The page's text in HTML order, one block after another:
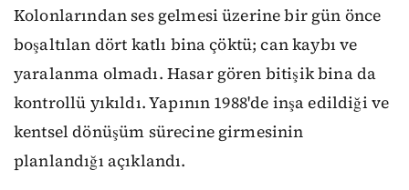
Kolonlarından ses gelmesi üzerine bir gün önce
boşaltılan dört katlı bina çöktü; can kaybı ve
yaralanma olmadı. Hasar gören bitişik bina da
kontrollü yıkıldı. Yapının 1988'de inşa edildiği ve
kentsel dönüşüm sürecine girmesinin
planlandığı açıklandı.